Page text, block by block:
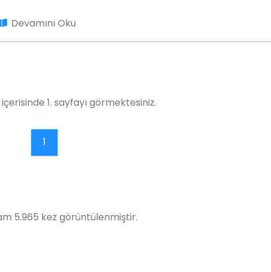
Devamını Oku
1. sayfayı görmektesiniz.
1
5.965 kez görüntülenmiştir.